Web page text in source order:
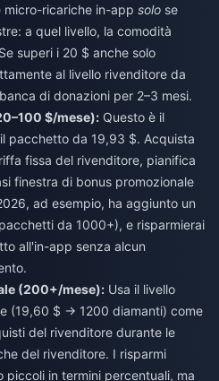
ricariche in-app solo se
a quel livello, la comodità
superi i 20 $ anche solo
al livello rivenditore da
di donazioni per 2–3 mesi.
$/mese): Questo è il
pacchetto da 19,93 $. Acquista
fissa del rivenditore, pianifica
finestra di bonus promozionale
ad esempio, ha aggiunto un
da 1000+), e risparmierai
all'in-app senza alcun
(200+/mese): Usa il livello
(19,60 $ → 1200 diamanti) come
del rivenditore durante le
del rivenditore. I risparmi
piccoli in termini percentuali, ma